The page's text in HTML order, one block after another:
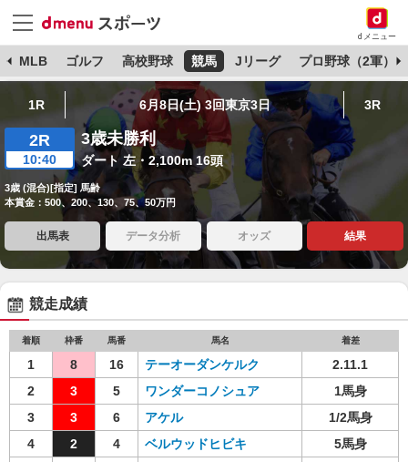
dメニュー
MLB ゴルフ 高校野球 競馬 Jリーグ プロ野球（2軍）
1R 6月8日(土) 3回東京3日 3R
2R
10:40
3歳未勝利
ダート 左・2,100m 16頭
3歳 (混合)[指定] 馬齢
本賞金：500、200、130、75、50万円
出馬表 データ分析 オッズ 結果
競走成績
着順 枠番 馬番 馬名 着差
1 8 16 テーオーダンケルク
2.11.1
2
3 5 ワンダーコノシュア
1馬身
3
3 6 アケル
1/2馬身
4
2 4 ベルウッドヒビキ
5馬身